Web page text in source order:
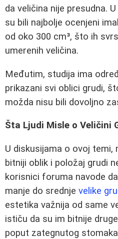
da veličina nije presudna.
su bili najbolje ocenjeni
od oko 300 cm³, što ih
umerenih veličina.
Međutim, studija ima
prikazani svi oblici grudi,
možda nisu bili dovoljno
Šta Ljudi Misle o Veličini
U diskusijama o ovoj temi,
bitniji oblik i položaj grudi
korisnici foruma navode
manje do srednje velike
estetika važnija od same
ističu da su im bitnije
poput zategnutog